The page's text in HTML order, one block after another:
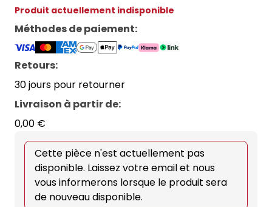
Produit actuellement indisponible
Méthodes de paiement:
Retours:
30 jours pour retourner
Livraison à partir de:
0,00 €
Cette pièce n'est actuellement pas
disponible. Laissez votre email et nous
vous informerons lorsque le produit sera
de nouveau disponible.